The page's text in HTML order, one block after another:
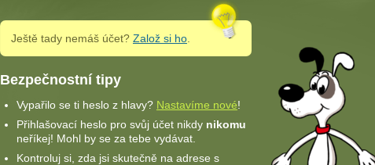
Ještě tady nemáš účet? Založ si ho.
Bezpečnostní tipy
Vypařilo se ti heslo z hlavy? Nastavíme nové!
Přihlašovací heslo pro svůj účet nikdy nikomu
neříkej! Mohl by se za tebe vydávat.
Kontroluj si, zda jsi skutečně na adrese s